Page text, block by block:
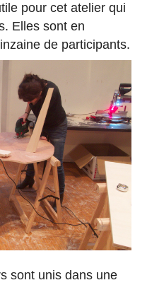
pour cet atelier qui
Elles sont en
de participants.
sont unis dans une